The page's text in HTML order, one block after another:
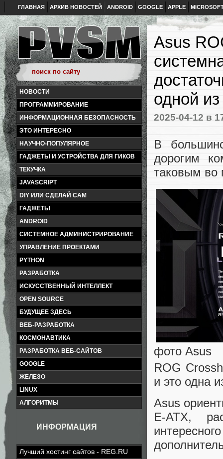
ГЛАВНАЯ АРХИВ НОВОСТЕЙ ANDROID GOOGLE APPLE
НОВОСТИ
ПРОГРАММИРОВАНИЕ
ИНФОРМАЦИОННАЯ БЕЗОПАСНОСТЬ
ЭТО ИНТЕРЕСНО
НАУЧНО-ПОПУЛЯРНОЕ
ГАДЖЕТЫ И УСТРОЙСТВА ДЛЯ ГИКОВ
ТЕКУЧКА
JAVASCRIPT
DIY ИЛИ СДЕЛАЙ САМ
ГАДЖЕТЫ
ANDROID
СИСТЕМНОЕ АДМИНИСТРИРОВАНИЕ
УПРАВЛЕНИЕ ПРОЕКТАМИ
PYTHON
РАЗРАБОТКА
ИСКУССТВЕННЫЙ ИНТЕЛЛЕКТ
OPEN SOURCE
БУДУЩЕЕ ЗДЕСЬ
ВЕБ-РАЗРАБОТКА
КОСМОНАВТИКА
РАЗРАБОТКА ВЕБ-САЙТОВ
GOOGLE
ЖЕЛЕЗО
LINUX
АЛГОРИТМЫ
ИНФОРМАЦИЯ
Лучший хостинг сайтов - REG.RU
Asus
одной
2025-04-12 в
В
дорогим
таковым во
фото Asus
ROG
и это одна
Asus
E-ATX,